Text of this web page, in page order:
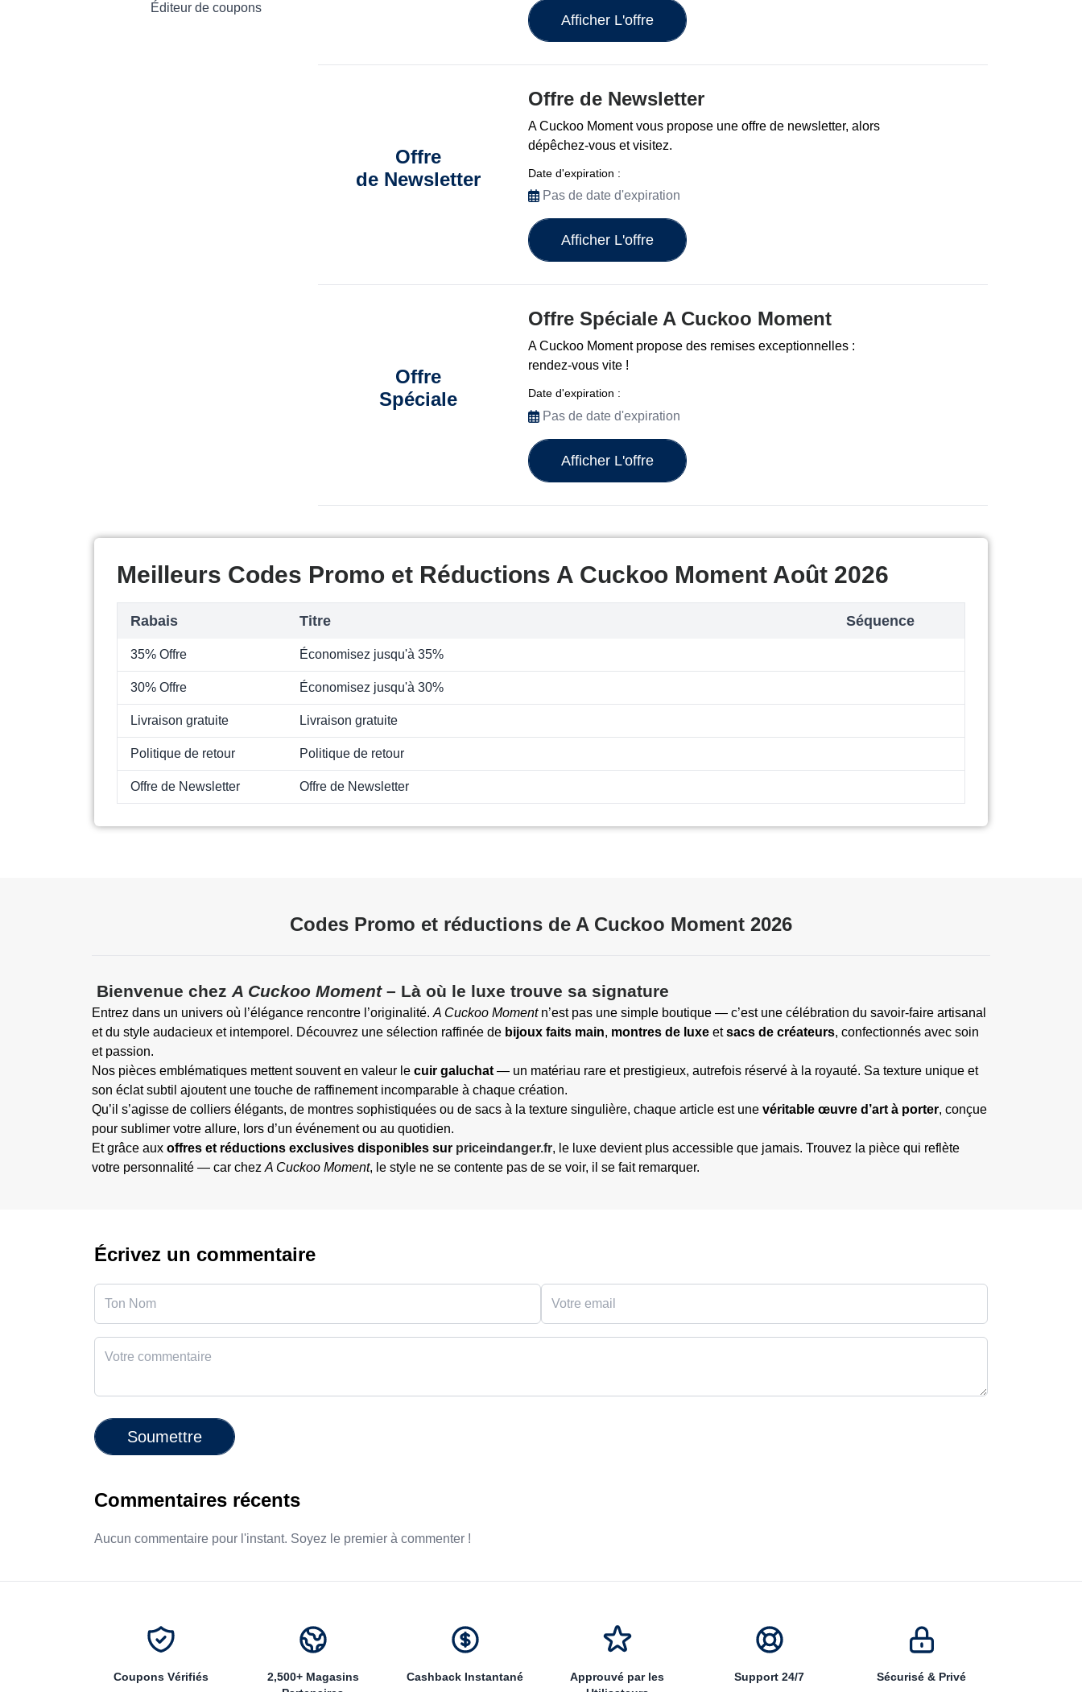
Éditeur de coupons
Afficher L'offre
Offre
de Newsletter
Offre de Newsletter
A Cuckoo Moment vous propose une offre de newsletter, alors
dépêchez-vous et visitez.
Date d'expiration :
Pas de date d'expiration
Afficher L'offre
Offre
Spéciale
Offre Spéciale A Cuckoo Moment
A Cuckoo Moment propose des remises exceptionnelles :
rendez-vous vite !
Date d'expiration :
Pas de date d'expiration
Afficher L'offre
Meilleurs Codes Promo et Réductions A Cuckoo Moment Août 2026
Rabais Titre Séquence
35% Offre Économisez jusqu'à 35%
30% Offre Économisez jusqu'à 30%
Livraison gratuite Livraison gratuite
Politique de retour Politique de retour
Offre de Newsletter Offre de Newsletter
Codes Promo et réductions de A Cuckoo Moment 2026
Bienvenue chez A Cuckoo Moment– Là où le luxe trouve sa signature
Entrez dans un univers où l’élégance rencontre l’originalité. A Cuckoo Momentn’est pas une simple boutique — c’est une célébration du savoir-faire artisanal
et du style audacieux et intemporel. Découvrez une sélection raffinée de bijoux faits main, montres de luxe etsacs de créateurs, confectionnés avec soin
et passion.
Nos pièces emblématiques mettent souvent en valeur le cuir galuchat — un matériau rare et prestigieux, autrefois réservé à la royauté. Sa texture unique et
son éclat subtil ajoutent une touche de raffinement incomparable à chaque création.
Qu’il s’agisse de colliers élégants, de montres sophistiquées ou de sacs à la texture singulière, chaque article est une véritable œuvre d’art à porter, conçue
pour sublimer votre allure, lors d’un événement ou au quotidien.
Et grâce aux offres et réductions exclusives disponibles sur priceindanger.fr, le luxe devient plus accessible que jamais. Trouvez la pièce qui reflète
votre personnalité — car chez A Cuckoo Moment, le style ne se contente pas de se voir, il se fait remarquer.
Écrivez un commentaire
Soumettre
Commentaires récents
Aucun commentaire pour l'instant. Soyez le premier à commenter !
Coupons Vérifiés
2,500+ Magasins
Cashback Instantané
Approuvé par les
Support 24/7 Sécurisé & Privé